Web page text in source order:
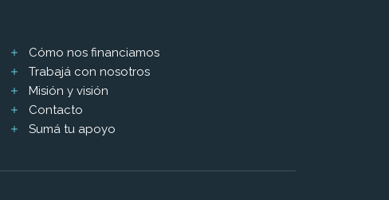
Cómo nos financiamos
Trabajá con nosotros
Misión y visión
Contacto
Sumá tu apoyo